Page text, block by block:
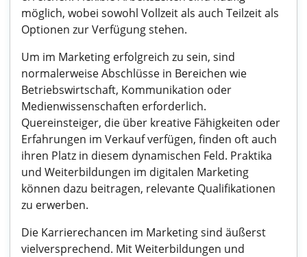
möglich, wobei sowohl Vollzeit als auch Teilzeit als
Optionen zur Verfügung stehen.
Um im Marketing erfolgreich zu sein, sind
normalerweise Abschlüsse in Bereichen wie
Betriebswirtschaft, Kommunikation oder
Medienwissenschaften erforderlich.
Quereinsteiger, die über kreative Fähigkeiten oder
Erfahrungen im Verkauf verfügen, finden oft auch
ihren Platz in diesem dynamischen Feld. Praktika
und Weiterbildungen im digitalen Marketing
können dazu beitragen, relevante Qualifikationen
zu erwerben.
Die Karrierechancen im Marketing sind äußerst
vielversprechend. Mit Weiterbildungen und